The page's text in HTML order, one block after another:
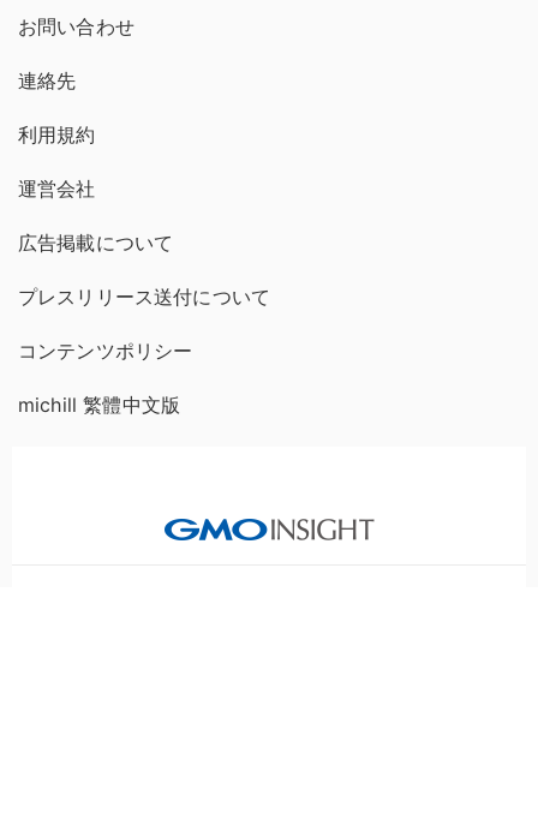
お問い合わせ
連絡先
利用規約
運営会社
広告掲載について
プレスリリース送付について
コンテンツポリシー
michill 繁體中文版